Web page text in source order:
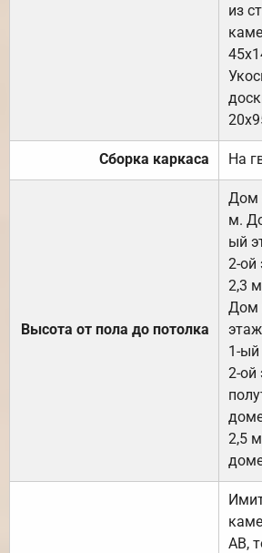
из
Сборка каркаса На
Высота от пола до потолка
Дом
м.
ый
2-ой
2,3
Дом
1-
2-ой
2,5
АВ,